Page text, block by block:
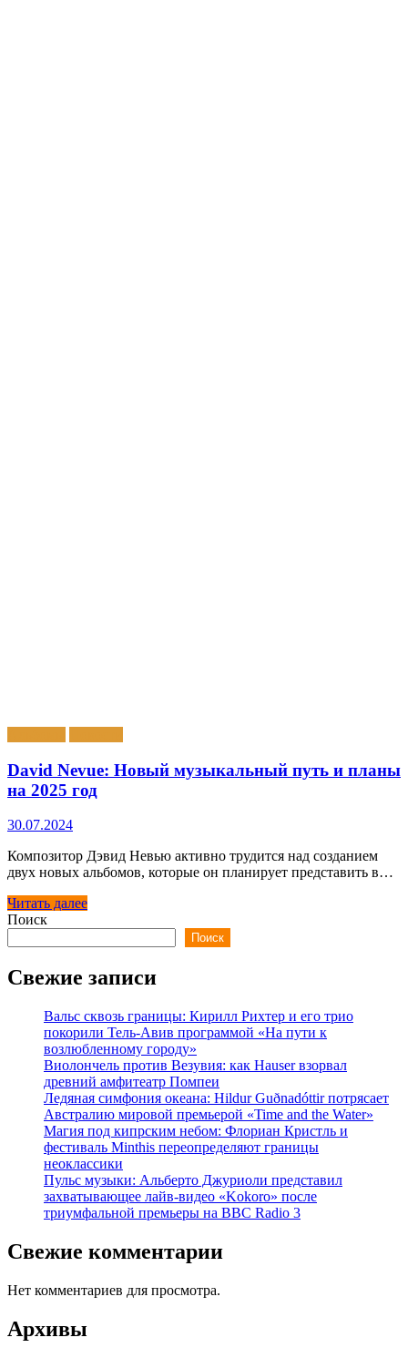
David Nevue: Новый музыкальный путь и планы
на 2025 год
30.07.2024
Композитор Дэвид Невью активно трудится над созданием
двух новых альбомов, которые он планирует представить в…
Читать далее
Поиск
Поиск
Свежие записи
Вальс сквозь границы: Кирилл Рихтер и его трио
покорили Тель-Авив программой «На пути к
возлюбленному городу»
Виолончель против Везувия: как Hauser взорвал
древний амфитеатр Помпеи
Ледяная симфония океана: Hildur Guðnadóttir потрясает
Австралию мировой премьерой «Time and the Water»
Магия под кипрским небом: Флориан Кристль и
фестиваль Minthis переопределяют границы
неоклассики
Пульс музыки: Альберто Джуриоли представил
захватывающее лайв-видео «Kokoro» после
триумфальной премьеры на BBC Radio 3
Свежие комментарии
Нет комментариев для просмотра.
Архивы